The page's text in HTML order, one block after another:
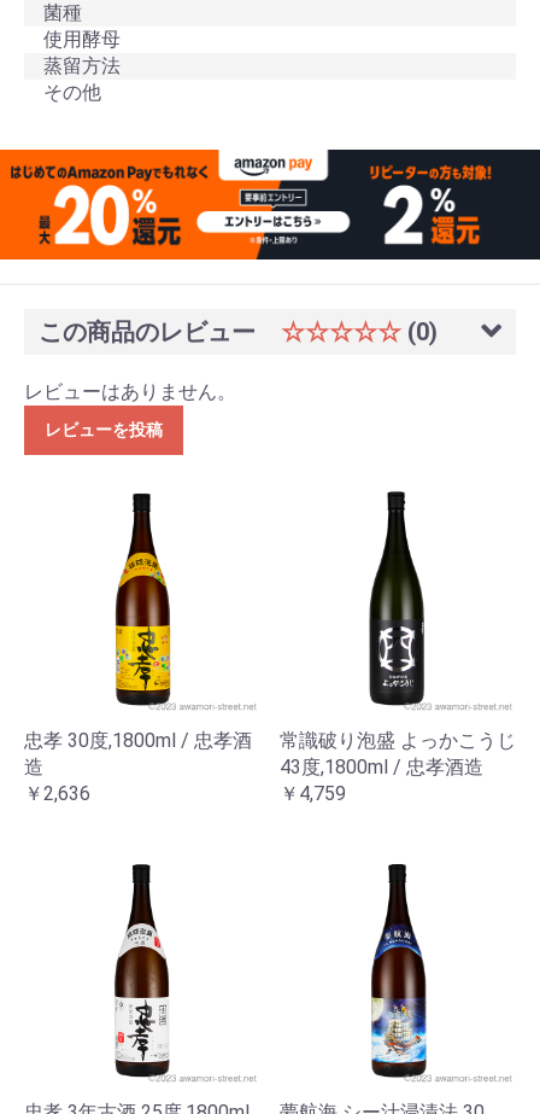
菌種
使用酵母
蒸留方法
その他
この商品のレビュー ☆☆☆☆☆ (0)
レビューはありません。
レビューを投稿
忠孝 30度,1800ml / 忠孝酒
造
￥2,636
常識破り泡盛 よっかこうじ
43度,1800ml / 忠孝酒造
￥4,759